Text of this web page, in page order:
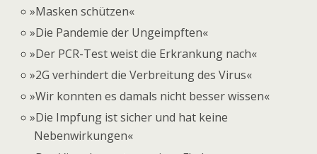
»Masken schützen«
»Die Pandemie der Ungeimpften«
»Der PCR-Test weist die Erkrankung nach«
»2G verhindert die Verbreitung des Virus«
»Wir konnten es damals nicht besser wissen«
»Die Impfung ist sicher und hat keine
Nebenwirkungen«